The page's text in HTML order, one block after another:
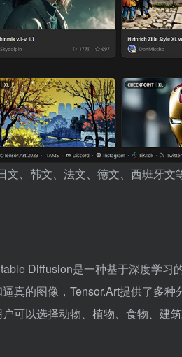
文、韩文、法文、德文、西班牙
Diffusion是一种基于深度学习
真的图像， Tensor.Art提供了多
可以选择动物、植物、食物、建